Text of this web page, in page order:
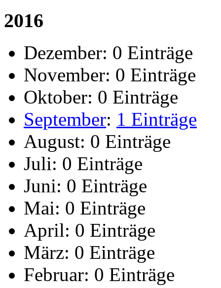
2016
Dezember: 0 Einträge
November: 0 Einträge
Oktober: 0 Einträge
September: 1 Einträge
August: 0 Einträge
Juli: 0 Einträge
Juni: 0 Einträge
Mai: 0 Einträge
April: 0 Einträge
März: 0 Einträge
Februar: 0 Einträge